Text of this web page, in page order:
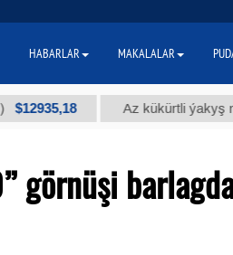
Az kükürtli ýakyş
görnüşi
HABARLAR MAKALALAR